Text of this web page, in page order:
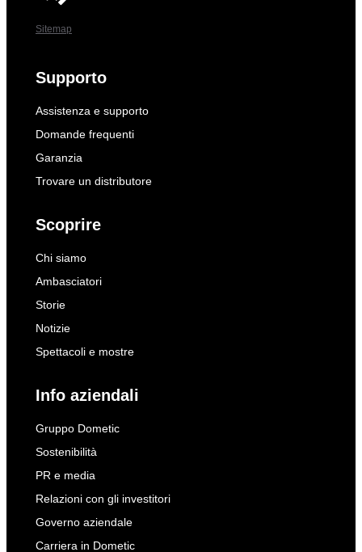
Sitemap
Supporto
Assistenza e supporto
Domande frequenti
Garanzia
Trovare un distributore
Scoprire
Chi siamo
Ambasciatori
Storie
Notizie
Spettacoli e mostre
Info aziendali
Gruppo Dometic
Sostenibilità
PR e media
Relazioni con gli investitori
Governo aziendale
Carriera in Dometic